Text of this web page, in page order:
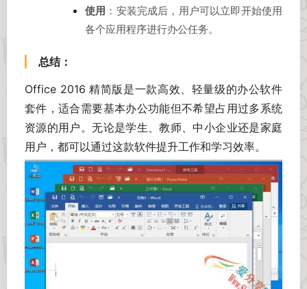
使用 ：安装完成后，用户可以立即开始使用
各个应用程序进行办公任务。
总结：
Office 2016 精简版是一款高效、轻量级的办公软件
套件，适合需要基本办公功能但不希望占用过多系统
资源的用户。无论是学生、教师、中小企业还是家庭
用户，都可以通过这款软件提升工作和学习效率。